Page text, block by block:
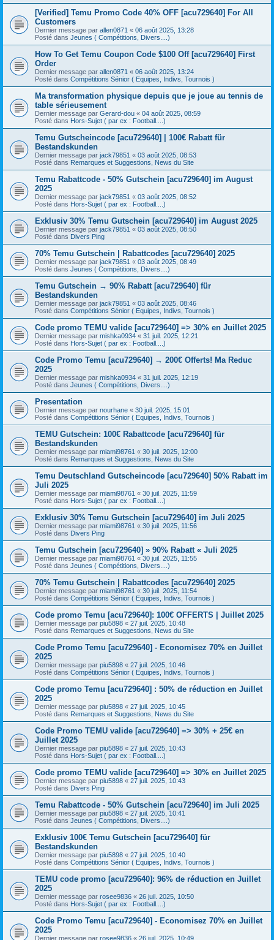
[Verified] Temu Promo Code 40% OFF [acu729640] For All
Customers
Dernier message par allen0871 « 06 août 2025, 13:28
Posté dans Jeunes ( Compétitions, Divers....)
How To Get Temu Coupon Code $100 Off [acu729640] First
Order
Dernier message par allen0871 « 06 août 2025, 13:24
Posté dans Compétitions Sénior ( Equipes, Indivs, Tournois )
Ma transformation physique depuis que je joue au tennis de
table sérieusement
Dernier message par Gerard-dou « 04 août 2025, 08:59
Posté dans Hors-Sujet ( par ex : Football....)
Temu Gutscheincode [acu729640] | 100€ Rabatt für
Bestandskunden
Dernier message par jack79851 « 03 août 2025, 08:53
Posté dans Remarques et Suggestions, News du Site
Temu Rabattcode - 50% Gutschein [acu729640] im August
2025
Dernier message par jack79851 « 03 août 2025, 08:52
Posté dans Hors-Sujet ( par ex : Football....)
Exklusiv 30% Temu Gutschein [acu729640] im August 2025
Dernier message par jack79851 « 03 août 2025, 08:50
Posté dans Divers Ping
70% Temu Gutschein | Rabattcodes [acu729640] 2025
Dernier message par jack79851 « 03 août 2025, 08:49
Posté dans Jeunes ( Compétitions, Divers....)
Temu Gutschein → 90% Rabatt [acu729640] für
Bestandskunden
Dernier message par jack79851 « 03 août 2025, 08:46
Posté dans Compétitions Sénior ( Equipes, Indivs, Tournois )
Code promo TEMU valide [acu729640] => 30% en Juillet 2025
Dernier message par mishka0934 « 31 juil. 2025, 12:21
Posté dans Hors-Sujet ( par ex : Football....)
Code Promo Temu [acu729640] → 200€ Offerts! Ma Reduc
2025
Dernier message par mishka0934 « 31 juil. 2025, 12:19
Posté dans Jeunes ( Compétitions, Divers....)
Presentation
Dernier message par nourhane « 30 juil. 2025, 15:01
Posté dans Compétitions Sénior ( Equipes, Indivs, Tournois )
TEMU Gutschein: 100€ Rabattcode [acu729640] für
Bestandskunden
Dernier message par miami98761 « 30 juil. 2025, 12:00
Posté dans Remarques et Suggestions, News du Site
Temu Deutschland Gutscheincode [acu729640] 50% Rabatt im
Juli 2025
Dernier message par miami98761 « 30 juil. 2025, 11:59
Posté dans Hors-Sujet ( par ex : Football....)
Exklusiv 30% Temu Gutschein [acu729640] im Juli 2025
Dernier message par miami98761 « 30 juil. 2025, 11:56
Posté dans Divers Ping
Temu Gutschein [acu729640] » 90% Rabatt « Juli 2025
Dernier message par miami98761 « 30 juil. 2025, 11:55
Posté dans Jeunes ( Compétitions, Divers....)
70% Temu Gutschein | Rabattcodes [acu729640] 2025
Dernier message par miami98761 « 30 juil. 2025, 11:54
Posté dans Compétitions Sénior ( Equipes, Indivs, Tournois )
Code promo Temu [acu729640]: 100€ OFFERTS | Juillet 2025
Dernier message par piu5898 « 27 juil. 2025, 10:48
Posté dans Remarques et Suggestions, News du Site
Code Promo Temu [acu729640] - Economisez 70% en Juillet
2025
Dernier message par piu5898 « 27 juil. 2025, 10:46
Posté dans Compétitions Sénior ( Equipes, Indivs, Tournois )
Code promo Temu [acu729640] : 50% de réduction en Juillet
2025
Dernier message par piu5898 « 27 juil. 2025, 10:45
Posté dans Remarques et Suggestions, News du Site
Code Promo TEMU valide [acu729640] => 30% + 25€ en
Juillet 2025
Dernier message par piu5898 « 27 juil. 2025, 10:43
Posté dans Hors-Sujet ( par ex : Football....)
Code promo TEMU valide [acu729640] => 30% en Juillet 2025
Dernier message par piu5898 « 27 juil. 2025, 10:43
Posté dans Divers Ping
Temu Rabattcode - 50% Gutschein [acu729640] im Juli 2025
Dernier message par piu5898 « 27 juil. 2025, 10:41
Posté dans Jeunes ( Compétitions, Divers....)
Exklusiv 100€ Temu Gutschein [acu729640] für
Bestandskunden
Dernier message par piu5898 « 27 juil. 2025, 10:40
Posté dans Compétitions Sénior ( Equipes, Indivs, Tournois )
TEMU code promo [acu729640]: 96% de réduction en Juillet
2025
Dernier message par rosee9836 « 26 juil. 2025, 10:50
Posté dans Hors-Sujet ( par ex : Football....)
Code Promo Temu [acu729640] - Economisez 70% en Juillet
2025
Dernier message par rosee9836 « 26 juil. 2025, 10:49